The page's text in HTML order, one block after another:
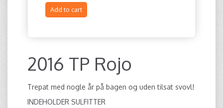
Add to cart Add to
2016 TP Rojo
Trepat med nogle år på bagen og uden tilsat svovl!
INDEHOLDER SULFITTER